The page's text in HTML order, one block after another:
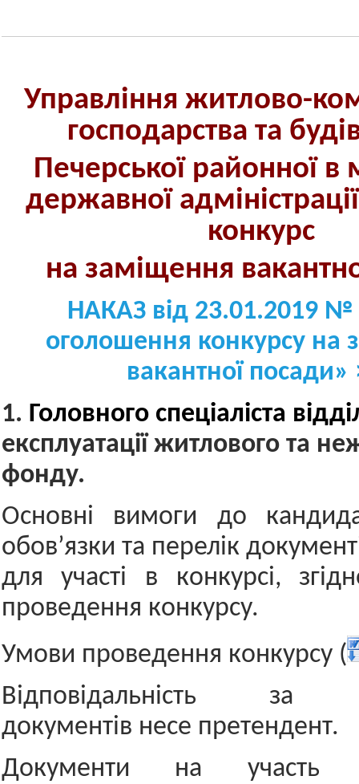
Управління житлово-
господарства та
Печерської районної в
державної
конкурс
на заміщення вакант
НАКАЗ від 23.01.2019
оголошення конкурсу на
вакантної посади»
1. Головного спеціаліста
експлуатації житлового та
фонду.
Основні вимоги до
обов’язки та перелік
для участі в конкурсі,
проведення конкурсу.
Умови проведення конкурсу (
Відповідальність за
документів несе претендент.
Документи на участь